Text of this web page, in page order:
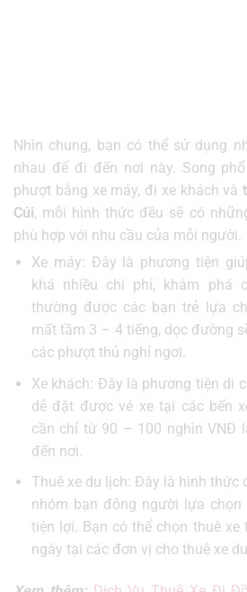
Nhìn chung, bạn có thể sử dụng
nhau để đi đến nơi này. Song
phượt bằng xe máy, đi xe khách và
Cúi, mỗi hình thức đều sẽ có
phù hợp với nhu cầu của mỗi người.
Xe máy: Đây là phương tiện
khá nhiều chi phí, khám phá
thường được các bạn trẻ lựa
mất tầm 3 – 4 tiếng, dọc đường
các phượt thủ nghỉ ngơi.
Xe khách: Đây là phương tiện di
dễ đặt được vé xe tại các bến
cần chỉ từ 90 – 100 nghìn VNĐ
đến nơi.
Thuê xe du lịch: Đây là hình thức
nhóm bạn đông người lựa
tiện lợi. Bạn có thể chọn thuê xe
ngày tại các đơn vị cho thuê xe